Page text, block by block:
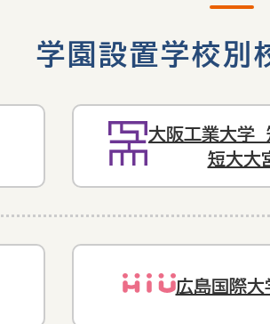
学園設置学校別
大阪工業大学
短大大
広島国際大